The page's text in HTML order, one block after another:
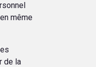
même
de la